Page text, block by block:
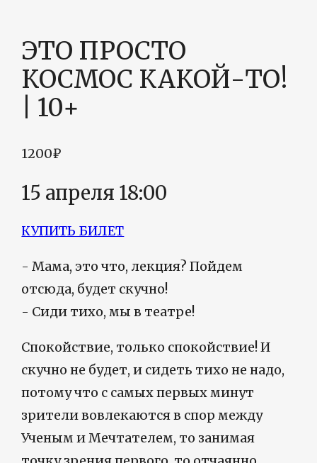
ЭТО ПРОСТО
КОСМОС КАКОЙ-ТО!
| 10+
1200₽
15 апреля 18:00
КУПИТЬ БИЛЕТ
- Мама, это что, лекция? Пойдем
отсюда, будет скучно!
- Сиди тихо, мы в театре!
Спокойствие, только спокойствие! И
скучно не будет, и сидеть тихо не надо,
потому что с самых первых минут
зрители вовлекаются в спор между
Ученым и Мечтателем, то занимая